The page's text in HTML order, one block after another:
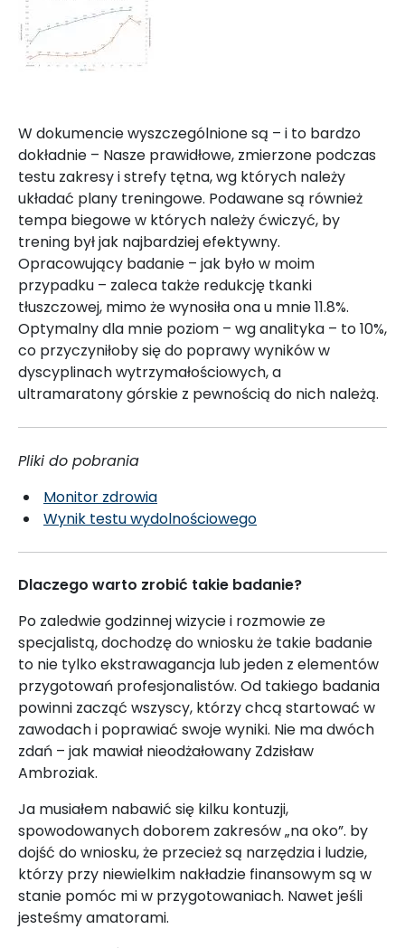
W dokumencie wyszczególnione są – i to bardzo
dokładnie – Nasze prawidłowe, zmierzone podczas
testu zakresy i strefy tętna, wg których należy
układać plany treningowe. Podawane są również
tempa biegowe w których należy ćwiczyć, by
trening był jak najbardziej efektywny.
Opracowujący badanie – jak było w moim
przypadku – zaleca także redukcję tkanki
tłuszczowej, mimo że wynosiła ona u mnie 11.8%.
Optymalny dla mnie poziom – wg analityka – to 10%,
co przyczyniłoby się do poprawy wyników w
dyscyplinach wytrzymałościowych, a
ultramaratony górskie z pewnością do nich należą.
Pliki do pobrania
Monitor zdrowia
Wynik testu wydolnościowego
Dlaczego warto zrobić takie badanie?
Po zaledwie godzinnej wizycie i rozmowie ze
specjalistą, dochodzę do wniosku że takie badanie
to nie tylko ekstrawagancja lub jeden z elementów
przygotowań profesjonalistów. Od takiego badania
powinni zacząć wszyscy, którzy chcą startować w
zawodach i poprawiać swoje wyniki. Nie ma dwóch
zdań – jak mawiał nieodżałowany Zdzisław
Ambroziak.
Ja musiałem nabawić się kilku kontuzji,
spowodowanych doborem zakresów „na oko”. by
dojść do wniosku, że przecież są narzędzia i ludzie,
którzy przy niewielkim nakładzie finansowym są w
stanie pomóc mi w przygotowaniach. Nawet jeśli
jesteśmy amatorami.